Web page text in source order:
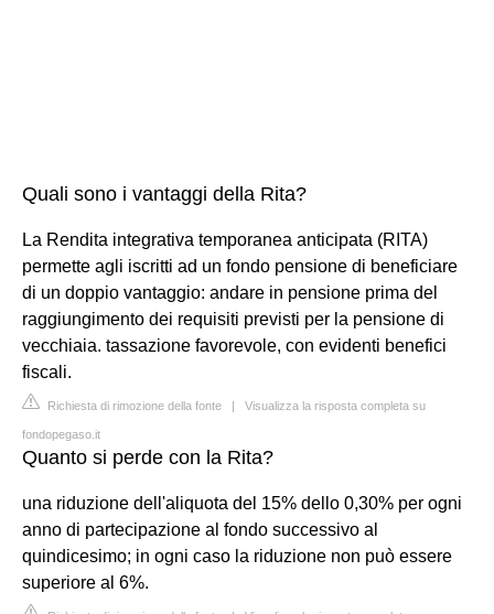
Quali sono i vantaggi della Rita?
La Rendita integrativa temporanea anticipata (RITA)
permette agli iscritti ad un fondo pensione di beneficiare
di un doppio vantaggio: andare in pensione prima del
raggiungimento dei requisiti previsti per la pensione di
vecchiaia. tassazione favorevole, con evidenti benefici
fiscali.
Richiesta di rimozione della fonte | Visualizza la risposta completa su
fondopegaso.it
Quanto si perde con la Rita?
una riduzione dell'aliquota del 15% dello 0,30% per ogni
anno di partecipazione al fondo successivo al
quindicesimo; in ogni caso la riduzione non può essere
superiore al 6%.